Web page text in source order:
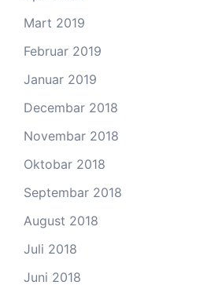
Mart 2019
Februar 2019
Januar 2019
Decembar 2018
Novembar 2018
Oktobar 2018
Septembar 2018
August 2018
Juli 2018
Juni 2018